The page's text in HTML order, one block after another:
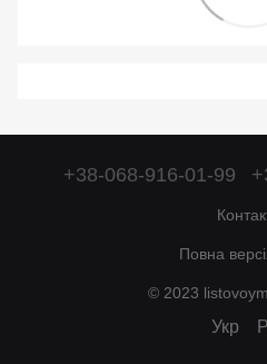
+38-068-916-01-99
Повна
© 2023
Укр